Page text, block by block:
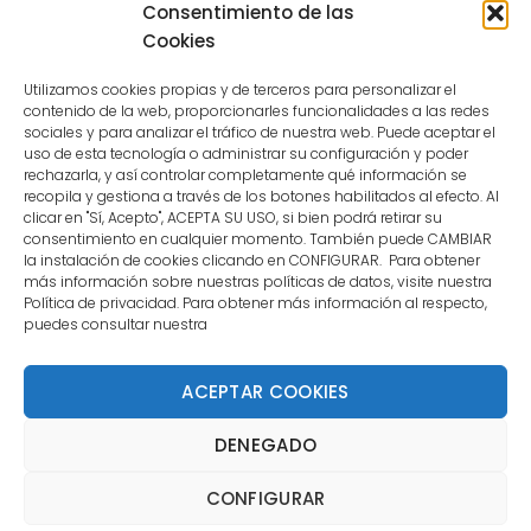
Consentimiento de las
Cookies
Utilizamos cookies propias y de terceros para personalizar el
contenido de la web, proporcionarles funcionalidades a las redes
sociales y para analizar el tráfico de nuestra web. Puede aceptar el
uso de esta tecnología o administrar su configuración y poder
rechazarla, y así controlar completamente qué información se
recopila y gestiona a través de los botones habilitados al efecto. Al
clicar en "Sí, Acepto", ACEPTA SU USO, si bien podrá retirar su
consentimiento en cualquier momento. También puede CAMBIAR
la instalación de cookies clicando en CONFIGURAR. Para obtener
más información sobre nuestras políticas de datos, visite nuestra
Política de privacidad. Para obtener más información al respecto,
puedes consultar nuestra
ACEPTAR COOKIES
DENEGADO
CONFIGURAR
CONTACTO
MENÚ PRINCIPAL
MI CUENTA
DOCUMENTACIÓN
reservados. | La Mejor Tienda de Dardos y Dianas de